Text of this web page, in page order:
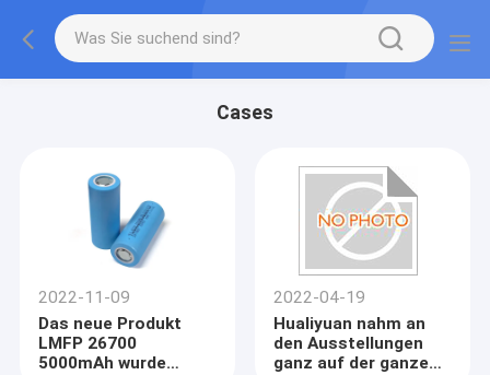
Cases
2022-11-09
Das neue Produkt
LMFP 26700
5000mAh wurde
2022-04-19
Hualiyuan nahm an
den Ausstellungen
ganz auf der ganzen